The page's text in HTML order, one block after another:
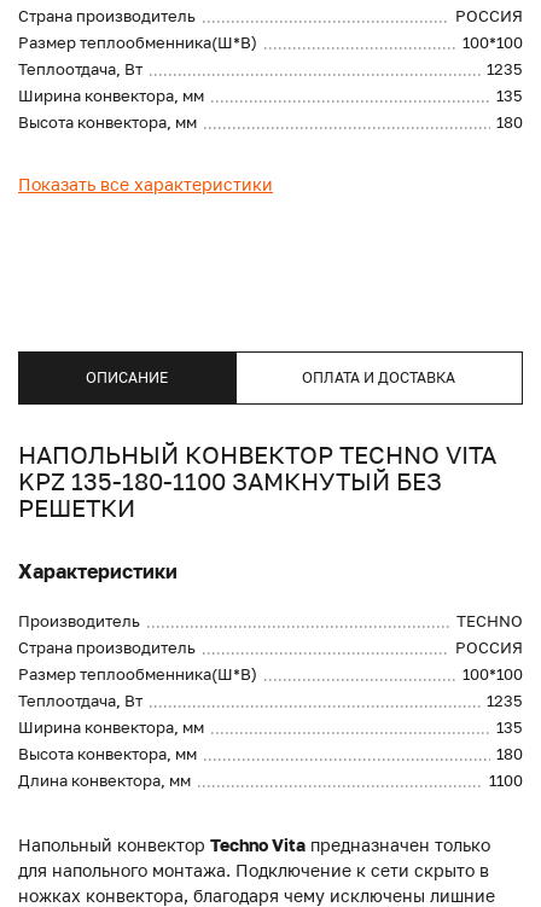
Страна производитель
РОССИЯ
Размер теплообменника(Ш*В)
100*100
Теплоотдача, Вт
1235
Ширина конвектора, мм
135
Высота конвектора, мм
180
Показать все характеристики
ОПИСАНИЕ ОПЛАТА И ДОСТАВКА
НАПОЛЬНЫЙ КОНВЕКТОР TECHNO VITA
KPZ 135-180-1100 ЗАМКНУТЫЙ БЕЗ
РЕШЕТКИ
Характеристики
Производитель
TECHNO
Страна производитель
РОССИЯ
Размер теплообменника(Ш*В)
100*100
Теплоотдача, Вт
1235
Ширина конвектора, мм
135
Высота конвектора, мм
180
Длина конвектора, мм
1100
Напольный конвектор Techno Vita предназначен только
для напольного монтажа. Подключение к сети скрыто в
ножках конвектора, благодаря чему исключены лишние